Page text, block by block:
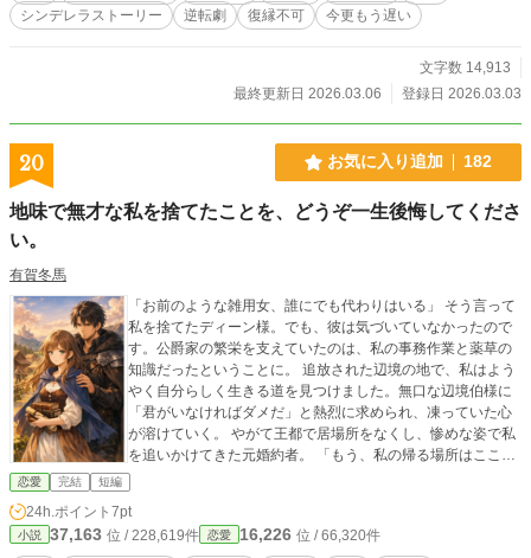
シンデレラストーリー
逆転劇 復縁不可 今更もう遅い
文字数 14,913
最終更新日 2026.03.06
登録日 2026.03.03
20 お気に入り追加 182
地味で無才な私を捨てたことを、どうぞ一生後悔してくださ
い。
有賀冬馬
「お前のような雑用女、誰にでも代わりはいる」 そう言って
私を捨てたディーン様。でも、彼は気づいていなかったので
す。公爵家の繁栄を支えていたのは、私の事務作業と薬草の
知識だったということに。 追放された辺境の地で、私はよう
やく自分らしく生きる道を見つけました。無口な辺境伯様に
「君がいなければダメだ」と熱烈に求められ、凍っていた心
が溶けていく。 やがて王都で居場所をなくし、惨めな姿で私
を追いかけてきた元婚約者。 「もう、私の帰る場所はここし
かありませんから」 絶望する彼を背に、私は最愛の人と共に
歩み出します。
恋愛 完結 短編
24h.ポイント 7pt
小説 37,163 位 / 228,619件 恋愛 16,226 位 / 66,320件